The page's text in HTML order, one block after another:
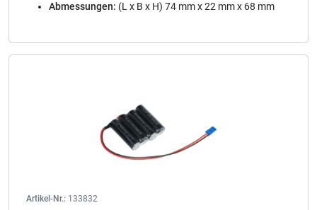
Abmessungen: (L x B x H) 74 mm x 22 mm x 68 mm
Artikel-Nr.: 133832